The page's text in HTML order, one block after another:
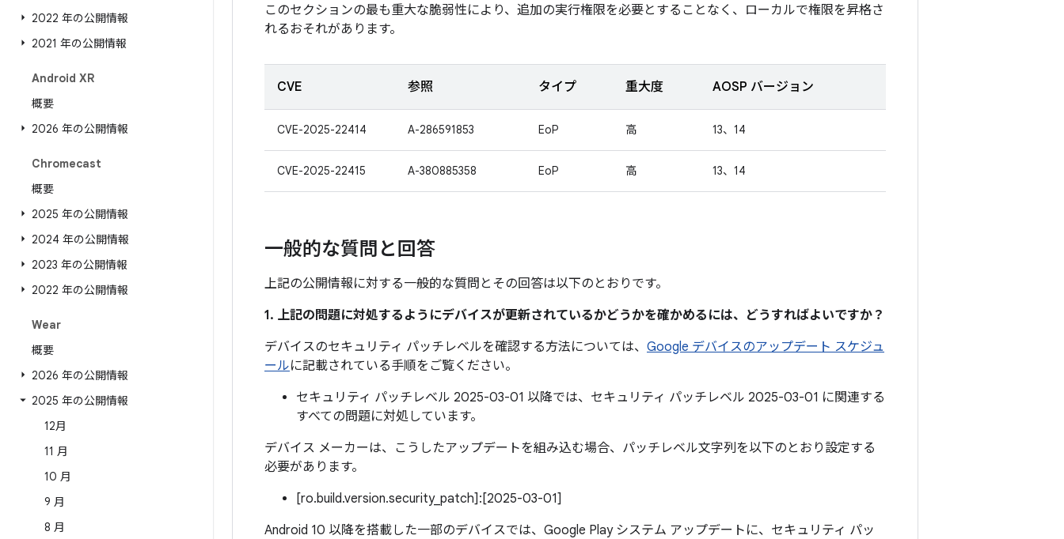
2022 年の公開情報
2021 年の公開情報
Android XR
概要
2026 年の公開情報
Chromecast
概要
2025 年の公開情報
2024 年の公開情報
2023 年の公開情報
2022 年の公開情報
Wear
概要
2026 年の公開情報
2025 年の公開情報
12月
11 月
10 月
9 月
8 月
このセクションの最も重大な脆弱性により、追加の実行権限を必要とすることなく、ローカルで権限を昇格さ
れるおそれがあります。
CVE 参照 タイプ 重大度 AOSP バージョン
CVE-2025-22414 A-286591853 EoP 高 13、14
CVE-2025-22415 A-380885358 EoP 高 13、14
一般的な質問と回答
上記の公開情報に対する一般的な質問とその回答は以下のとおりです。
1. 上記の問題に対処するようにデバイスが更新されているかどうかを確かめるには、どうすればよいですか？
デバイスのセキュリティ パッチレベルを確認する方法については、 Google デバイスのアップデート スケジュ
ールに記載されている手順をご覧ください。
セキュリティ パッチレベル 2025-03-01 以降では、セキュリティ パッチレベル 2025-03-01 に関連する
すべての問題に対処しています。
デバイス メーカーは、こうしたアップデートを組み込む場合、パッチレベル文字列を以下のとおり設定する
必要があります。
[ro.build.version.security_patch]:[2025-03-01]
Android 10 以降を搭載した一部のデバイスでは、Google Play システム アップデートに、セキュリティ パッ